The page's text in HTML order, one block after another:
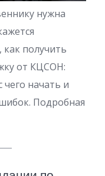
нужна
получить
от КЦСОН:
начать и
Подробная